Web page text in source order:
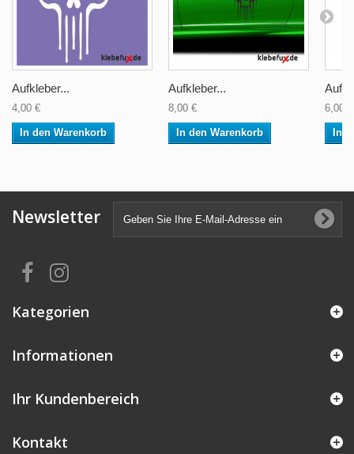
Aufkleber...
4,00 €
In den Warenkorb
Aufkleber...
8,00 €
In den Warenkorb
6,00 €
In
Newsletter
Kategorien
Informationen
Ihr Kundenbereich
Kontakt